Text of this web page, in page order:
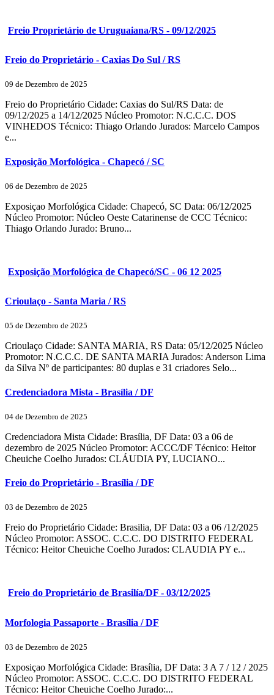
Freio Proprietário de Uruguaiana/RS - 09/12/2025
Freio do Proprietário - Caxias Do Sul / RS
09 de Dezembro de 2025
Freio do Proprietário Cidade: Caxias do Sul/RS Data: de
09/12/2025 a 14/12/2025 Núcleo Promotor: N.C.C.C. DOS
VINHEDOS Técnico: Thiago Orlando Jurados: Marcelo Campos
e...
Exposição Morfológica - Chapecó / SC
06 de Dezembro de 2025
Exposiçao Morfológica Cidade: Chapecó, SC Data: 06/12/2025
Núcleo Promotor: Núcleo Oeste Catarinense de CCC Técnico:
Thiago Orlando Jurado: Bruno...
Exposição Morfológica de Chapecó/SC - 06 12 2025
Crioulaço - Santa Maria / RS
05 de Dezembro de 2025
Crioulaço Cidade: SANTA MARIA, RS Data: 05/12/2025 Núcleo
Promotor: N.C.C.C. DE SANTA MARIA Jurados: Anderson Lima
da Silva Nº de participantes: 80 duplas e 31 criadores Selo...
Credenciadora Mista - Brasília / DF
04 de Dezembro de 2025
Credenciadora Mista Cidade: Brasília, DF Data: 03 a 06 de
dezembro de 2025 Núcleo Promotor: ACCC/DF Técnico: Heitor
Cheuiche Coelho Jurados: CLÁUDIA PY, LUCIANO...
Freio do Proprietário - Brasília / DF
03 de Dezembro de 2025
Freio do Proprietário Cidade: Brasilia, DF Data: 03 a 06 /12/2025
Núcleo Promotor: ASSOC. C.C.C. DO DISTRITO FEDERAL
Técnico: Heitor Cheuiche Coelho Jurados: CLAUDIA PY e...
Freio do Proprietário de Brasilía/DF - 03/12/2025
Morfologia Passaporte - Brasília / DF
03 de Dezembro de 2025
Exposiçao Morfológica Cidade: Brasília, DF Data: 3 A 7 / 12 / 2025
Núcleo Promotor: ASSOC. C.C.C. DO DISTRITO FEDERAL
Técnico: Heitor Cheuiche Coelho Jurado:...